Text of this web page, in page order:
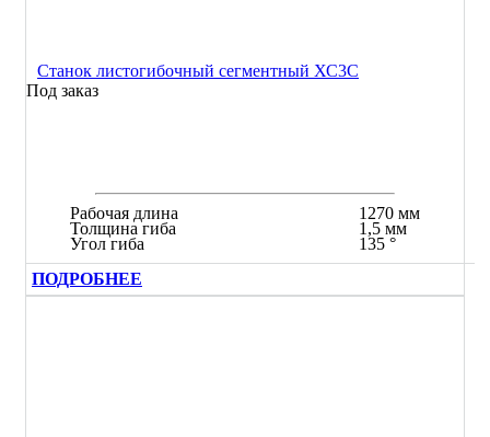
Станок листогибочный сегментный ХС3С
Под заказ
Рабочая длина
Толщина гиба
Угол гиба
1270 мм
1,5 мм
135 °
ПОДРОБНЕЕ